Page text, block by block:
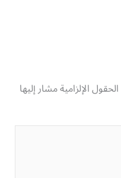
الحقول الإلزامية مشار إليها